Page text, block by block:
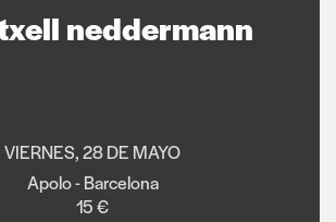
neddermann
VIERNES, 28 DE MAYO
Apolo - Barcelona
15 €